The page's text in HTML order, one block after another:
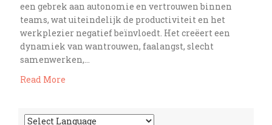
een gebrek aan autonomie en vertrouwen binnen
teams, wat uiteindelijk de productiviteit en het
werkplezier negatief beïnvloedt. Het creëert een
dynamiek van wantrouwen, faalangst, slecht
samenwerken,…
Read More